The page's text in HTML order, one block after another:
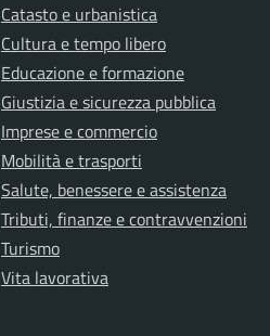
Catasto e urbanistica
Cultura e tempo libero
Educazione e formazione
Giustizia e sicurezza pubblica
Imprese e commercio
Mobilità e trasporti
Salute, benessere e assistenza
Tributi, finanze e contravvenzioni
Turismo
Vita lavorativa